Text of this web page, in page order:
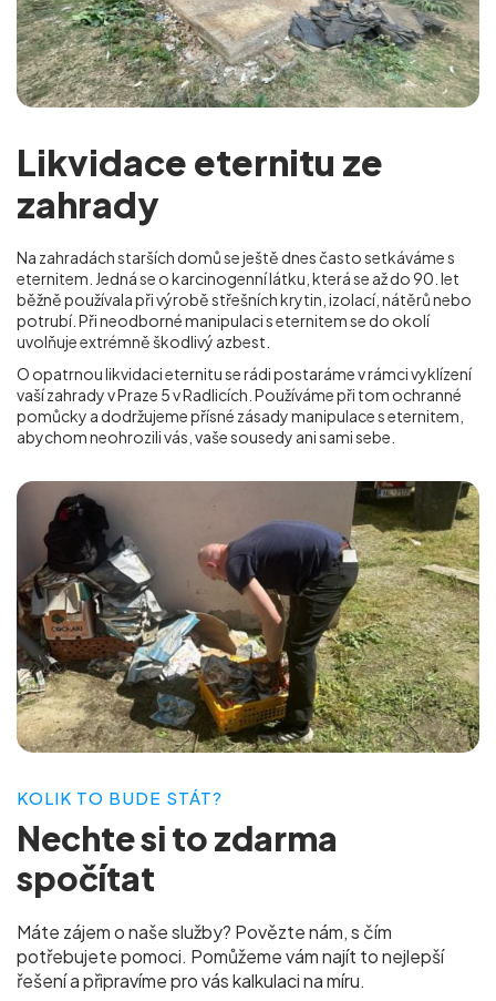
Likvidace eternitu ze
zahrady
Na zahradách starších domů se ještě dnes často setkáváme s
eternitem. Jedná se o karcinogenní látku, která se až do 90. let
běžně používala při výrobě střešních krytin, izolací, nátěrů nebo
potrubí. Při neodborné manipulaci s eternitem se do okolí
uvolňuje extrémně škodlivý azbest.
O opatrnou likvidaci eternitu se rádi postaráme v rámci vyklízení
vaší zahrady v Praze 5 v Radlicích . Používáme při tom ochranné
pomůcky a dodržujeme přísné zásady manipulace s eternitem,
abychom neohrozili vás, vaše sousedy ani sami sebe.
KOLIK TO BUDE STÁT?
Nechte si tozdarma
spočítat
Máte zájem o naše služby? Povězte nám, s čím
potřebujete pomoci. Pomůžeme vám najít to nejlepší
řešení a připravíme pro váskalkulaci na míru.